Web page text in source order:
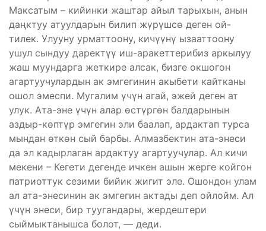
Максатым – кийинки жаштар айыл тарыхын, анын
даӊктуу атуулдарын билип жүрүшсө деген ой-
тилек. Улууну урматтоону, кичүүнү ызааттоону
ушул сындуу даректүү иш-аракеттерибиз аркылуу
жаш муундарга жеткире алсак, бизге окшогон
агартуучулардын ак эмгегинин акыбети кайтканы
ошол эмеспи. Мугалим үчүн агай, эжей деген ат
улук. Ата-эне үчүн алар өстүргөн балдарынын
аздыр-көптүр эмгегин эли баалап, ардактап турса
мындан өткөн сый барбы. Алмазбектин ата-энеси
да эл кадырлаган ардактуу агартуучулар. Ал кичи
мекени – Кегети дегенде ичкен ашын жерге койгон
патриоттук сезими бийик жигит эле. Ошондон улам
ал ата-энесинин ак эмгегин актады деп ойлойм. Ал
үчүн энеси, бир туугандары, жердештери
сыймыктанышса болот, — деди.